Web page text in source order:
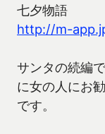
七夕物語
http://m-
サンタの続編
に女の人にお
です。